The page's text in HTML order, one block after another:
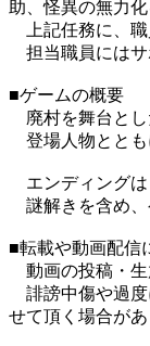
助、怪異の無力化
上記任務に、職
担当職員にはサ
■ゲームの概要
廃村を舞台とし
登場人物ととも
エンディングは
謎解きを含め、
■転載や動画配信
動画の投稿・生
誹謗中傷や過度
せて頂く場合があ